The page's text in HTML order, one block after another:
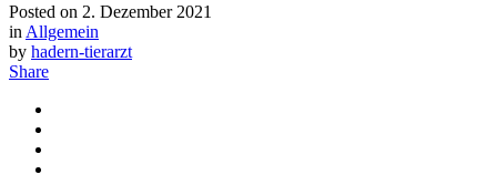
Posted on 2. Dezember 2021
in Allgemein
by hadern-tierarzt
Share